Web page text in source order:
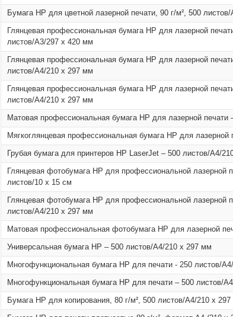
Бумага HP для цветной лазерной печати, 90 г/м², 500
Глянцевая профессиональная бумага HP для лазерной
листов/A3/297 x 420 мм
Глянцевая профессиональная бумага HP для лазерной
листов/A4/210 x 297 мм
Глянцевая профессиональная бумага HP для лазерной
листов/A4/210 x 297 мм
Матовая профессиональная бумага HP для лазерной
Мягкоглянцевая профессиональная бумага HP для
Грубая бумага для принтеров HP LaserJet – 500 листов/A4/
Глянцевая фотобумага HP для профессиональной лазерной
листов/10 x 15 см
Глянцевая фотобумага HP для профессиональной лазерной
листов/A4/210 x 297 мм
Матовая профессиональная фотобумага HP для лазерной
Универсальная бумага HP – 500 листов/A4/210 x 297 мм
Многофункциональная бумага НР для печати - 250 листов/
Многофункциональная бумага НР для печати – 500 листов/
Бумага HP для копирования, 80 г/м², 500 листов/A4/210 x